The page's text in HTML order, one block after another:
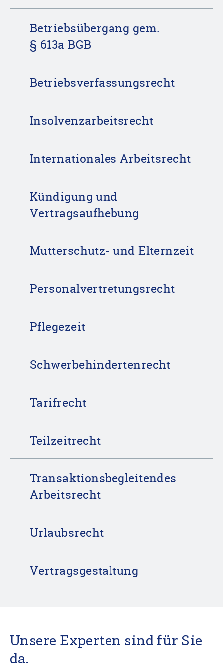
Betriebsübergang gem.
§ 613a BGB
Betriebsverfassungsrecht
Insolvenzarbeitsrecht
Internationales Arbeitsrecht
Kündigung und
Vertragsaufhebung
Mutterschutz- und Elternzeit
Personalvertretungsrecht
Pflegezeit
Schwerbehindertenrecht
Tarifrecht
Teilzeitrecht
Transaktionsbegleitendes
Arbeitsrecht
Urlaubsrecht
Vertragsgestaltung
Unsere Experten sind für Sie
da.